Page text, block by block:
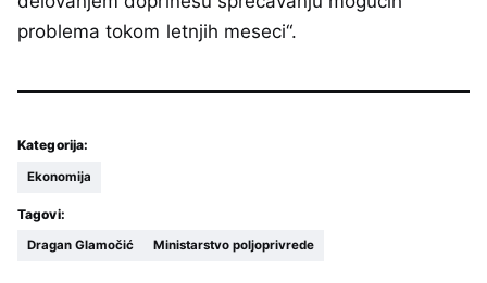
problema tokom letnjih meseci“.
Kategorija:
Ekonomija
Tagovi:
Dragan Glamočić Ministarstvo poljoprivrede